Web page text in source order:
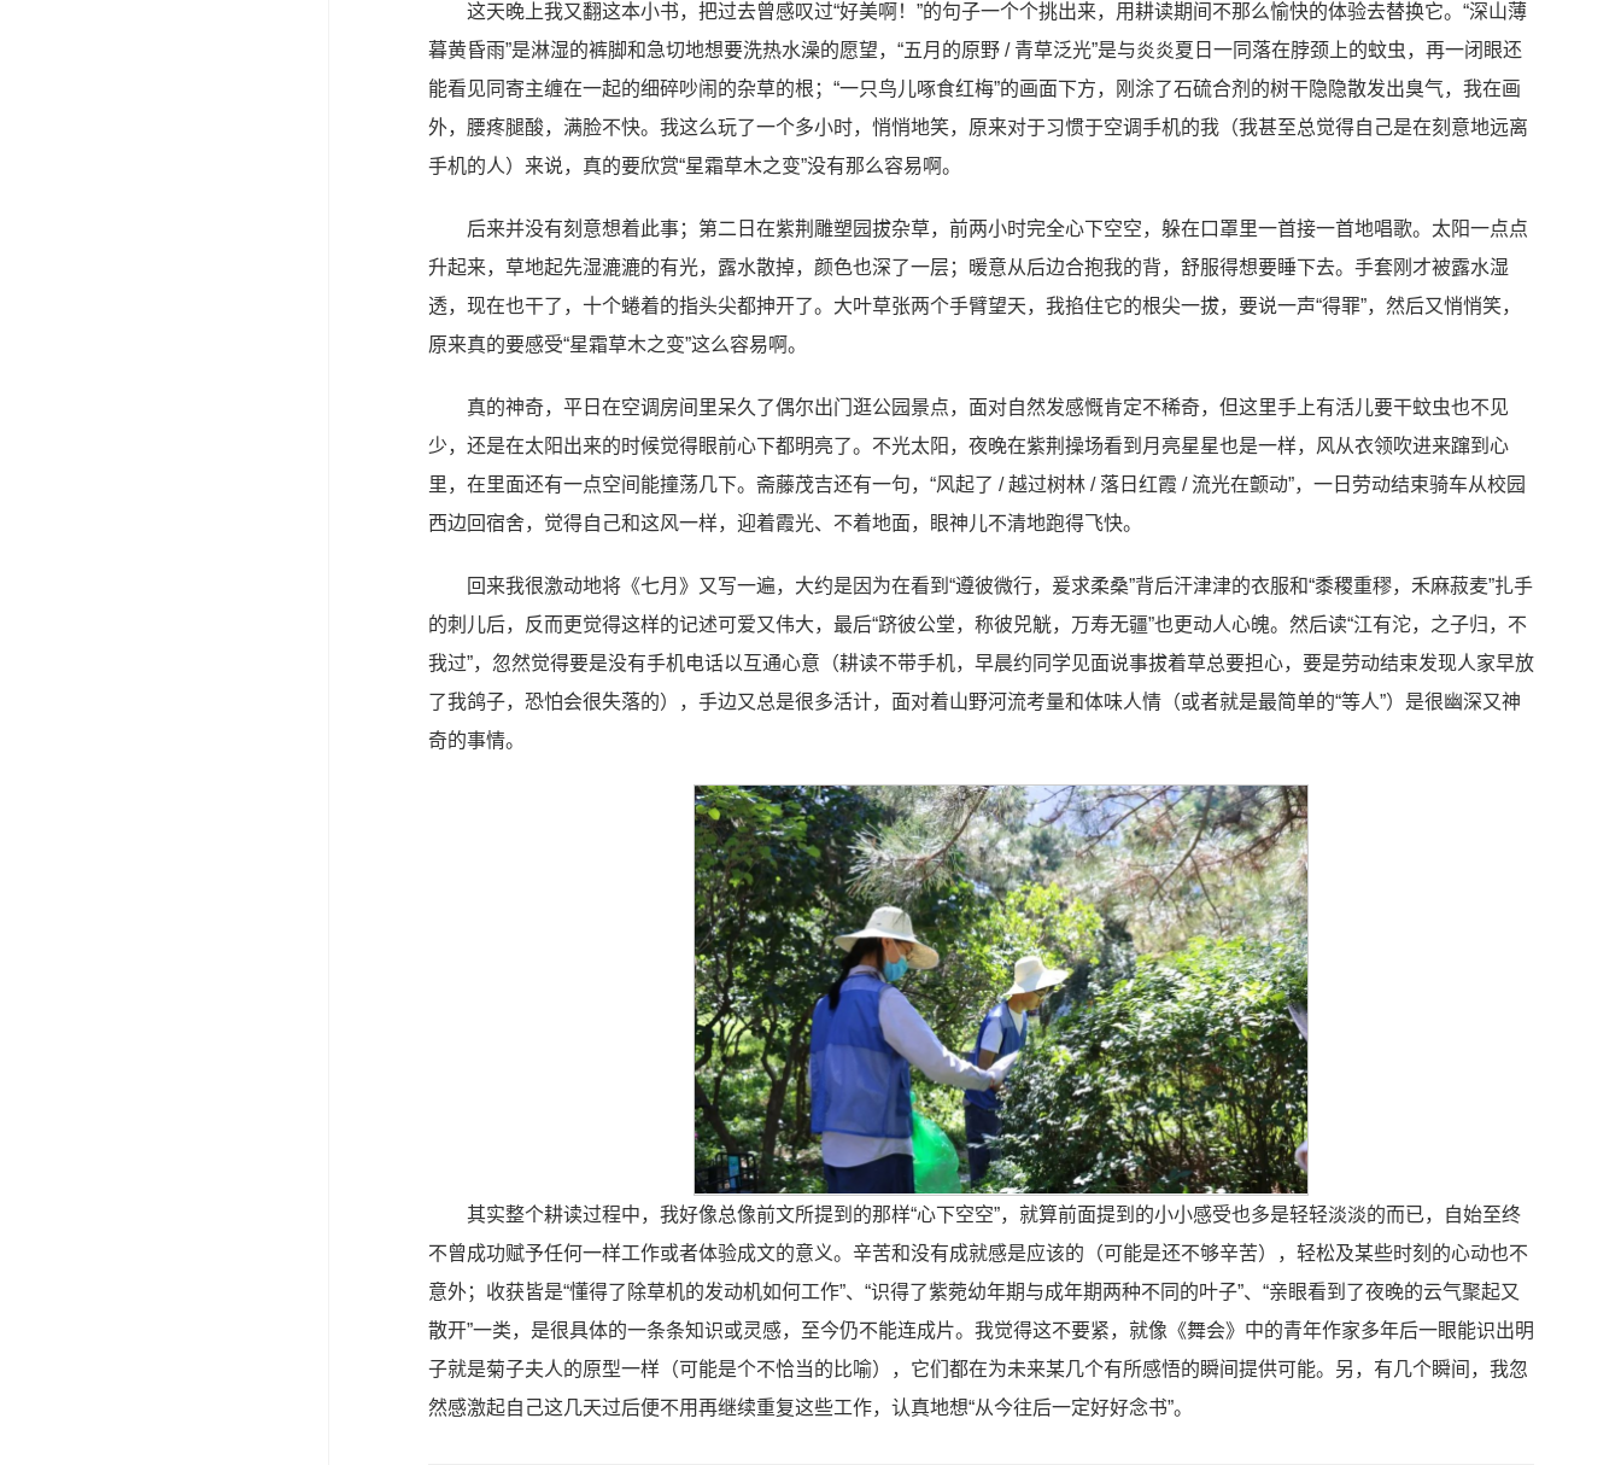
这天晚上我又翻这本小书，把过去曾感叹过“好美啊！”的句子一个个挑出来，用耕读期间不那么愉快的体验去替换它。“深山薄
暮黄昏雨”是淋湿的裤脚和急切地想要洗热水澡的愿望，“五月的原野 / 青草泛光”是与炎炎夏日一同落在脖颈上的蚊虫，再一闭眼还
能看见同寄主缠在一起的细碎吵闹的杂草的根；“一只鸟儿啄食红梅”的画面下方，刚涂了石硫合剂的树干隐隐散发出臭气，我在画
外，腰疼腿酸，满脸不快。我这么玩了一个多小时，悄悄地笑，原来对于习惯于空调手机的我（我甚至总觉得自己是在刻意地远离
手机的人）来说，真的要欣赏“星霜草木之变”没有那么容易啊。
后来并没有刻意想着此事；第二日在紫荆雕塑园拔杂草，前两小时完全心下空空，躲在口罩里一首接一首地唱歌。太阳一点点
升起来，草地起先湿漉漉的有光，露水散掉，颜色也深了一层；暖意从后边合抱我的背，舒服得想要睡下去。手套刚才被露水湿
透，现在也干了，十个蜷着的指头尖都抻开了。大叶草张两个手臂望天，我掐住它的根尖一拔，要说一声“得罪”，然后又悄悄笑，
原来真的要感受“星霜草木之变”这么容易啊。
真的神奇，平日在空调房间里呆久了偶尔出门逛公园景点，面对自然发感慨肯定不稀奇，但这里手上有活儿要干蚊虫也不见
少，还是在太阳出来的时候觉得眼前心下都明亮了。不光太阳，夜晚在紫荆操场看到月亮星星也是一样，风从衣领吹进来蹿到心
里，在里面还有一点空间能撞荡几下。斋藤茂吉还有一句，“风起了 / 越过树林 / 落日红霞 / 流光在颤动”，一日劳动结束骑车从校园
西边回宿舍，觉得自己和这风一样，迎着霞光、不着地面，眼神儿不清地跑得飞快。
回来我很激动地将《七月》又写一遍，大约是因为在看到“遵彼微行，爰求柔桑”背后汗津津的衣服和“黍稷重穋，禾麻菽麦”扎手
的刺儿后，反而更觉得这样的记述可爱又伟大，最后“跻彼公堂，称彼兕觥，万寿无疆”也更动人心魄。然后读“江有沱，之子归，不
我过”，忽然觉得要是没有手机电话以互通心意（耕读不带手机，早晨约同学见面说事拔着草总要担心，要是劳动结束发现人家早放
了我鸽子，恐怕会很失落的），手边又总是很多活计，面对着山野河流考量和体味人情（或者就是最简单的“等人”）是很幽深又神
奇的事情。
其实整个耕读过程中，我好像总像前文所提到的那样“心下空空”，就算前面提到的小小感受也多是轻轻淡淡的而已，自始至终
不曾成功赋予任何一样工作或者体验成文的意义。辛苦和没有成就感是应该的（可能是还不够辛苦），轻松及某些时刻的心动也不
意外；收获皆是“懂得了除草机的发动机如何工作”、“识得了紫菀幼年期与成年期两种不同的叶子”、“亲眼看到了夜晚的云气聚起又
散开”一类，是很具体的一条条知识或灵感，至今仍不能连成片。我觉得这不要紧，就像《舞会》中的青年作家多年后一眼能识出明
子就是菊子夫人的原型一样（可能是个不恰当的比喻），它们都在为未来某几个有所感悟的瞬间提供可能。另，有几个瞬间，我忽
然感激起自己这几天过后便不用再继续重复这些工作，认真地想“从今往后一定好好念书”。